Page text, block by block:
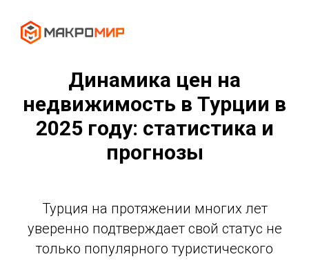
Динамика цен на
недвижимость в Турции в
2025 году: статистика и
прогнозы
Турция на протяжении многих лет
уверенно подтверждает свой статус не
только популярного туристического